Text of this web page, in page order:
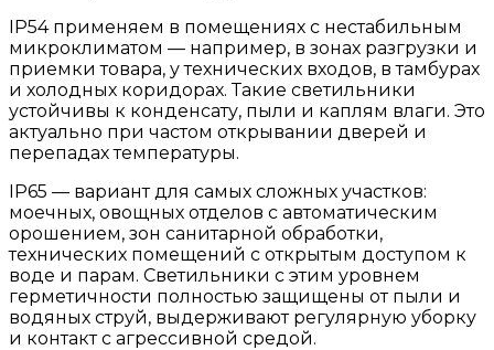
IP54 применяем в помещениях с нестабильным
микроклиматом — например, в зонах разгрузки и
приемки товара, у технических входов, в тамбурах
и холодных коридорах. Такие светильники
устойчивы к конденсату, пыли и каплям влаги. Это
актуально при частом открывании дверей и
перепадах температуры.
IP65 — вариант для самых сложных участков:
моечных, овощных отделов с автоматическим
орошением, зон санитарной обработки,
технических помещений с открытым доступом к
воде и парам. Светильники с этим уровнем
герметичности полностью защищены от пыли и
водяных струй, выдерживают регулярную уборку
и контакт с агрессивной средой.